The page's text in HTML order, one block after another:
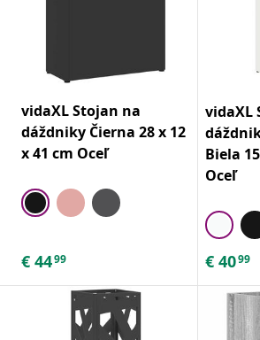
vidaXL Stojan na
dáždniky Čierna 28 x 12
x 41 cm Oceľ
€ 4499
vidaXL
Biela
Oceľ
€ 4099